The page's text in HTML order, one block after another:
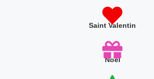
Saint Valentin
Noêl